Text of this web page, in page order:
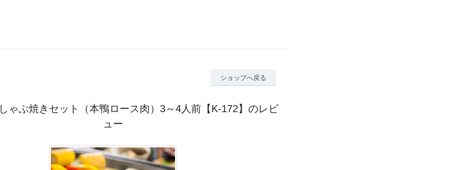
ショップへ戻る
ゃぶ焼きセット（本鴨ロース肉）3～4人前【K-172】のレビ
ュー